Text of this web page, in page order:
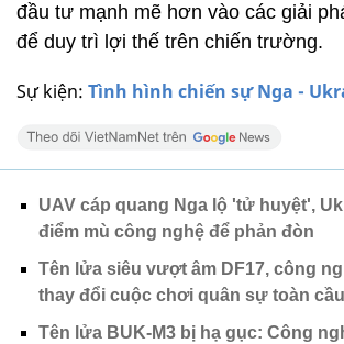
Sự kiện: Tình hình chiến sự Nga -
đầu tư mạnh mẽ hơn vào các giải
để duy trì lợi thế trên chiến trường.
UAV cáp quang Nga lộ 'tử huyệt',
điểm mù công nghệ để phản đòn
Tên lửa siêu vượt âm DF17, công
thay đổi cuộc chơi quân sự toàn
Tên lửa BUK-M3 bị hạ gục: Công